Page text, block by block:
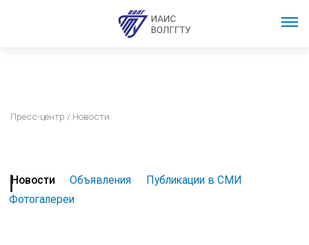
Пресс-центр / Новости
Новости Объявления
Публикации в СМИ
Фотогалереи